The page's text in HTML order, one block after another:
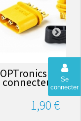
Se
connecter
OPTronics - paire
connecteurs
1,90 €